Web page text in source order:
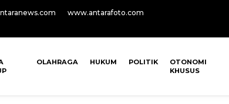
www.antarafoto.com
OLAHRAGA HUKUM POLITIK
OTONOMI
KHUSUS